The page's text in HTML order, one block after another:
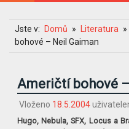
Jste v: Domů Literatura
bohové – Neil Gaiman
Američtí bohové
Vloženo 18.5.2004
Hugo, Nebula, SFX, Locus a